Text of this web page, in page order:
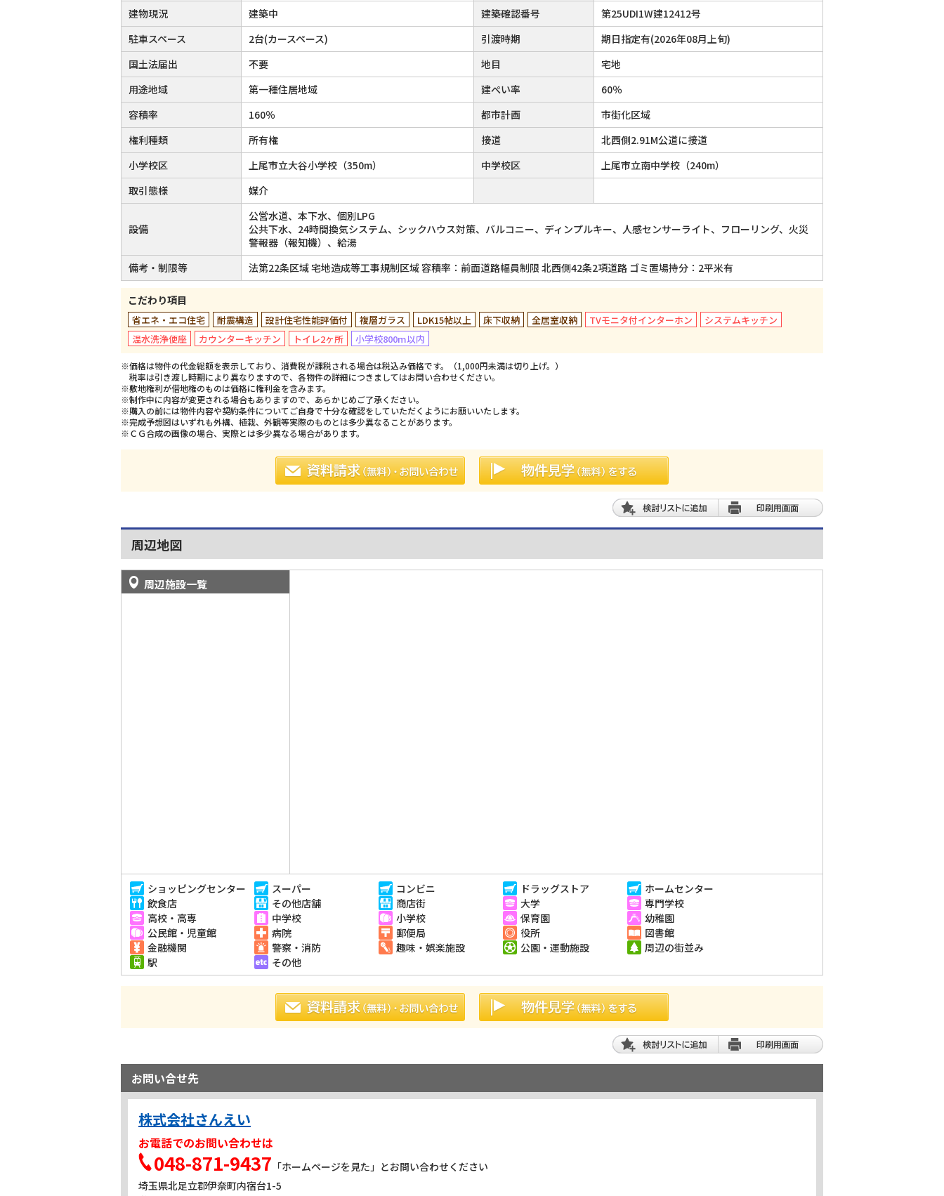
建物現況
建築中 建築確認番号
第25UDI1W建12412号
駐車スペース
2台(カースペース) 引渡時期
期日指定有(2026年08月上旬)
国土法届出
不要 地目
宅地
用途地域
第一種住居地域 建ぺい率
60％
容積率
160％ 都市計画
市街化区域
権利種類
所有権 接道
北西側2.91M公道に接道
小学校区
上尾市立大谷小学校（350m） 中学校区
上尾市立南中学校（240m）
取引態様
媒介
設備
公営水道、本下水、個別LPG
公共下水、24時間換気システム、シックハウス対策、バルコニー、ディンプルキー、人感センサーライト、フローリング、火災
警報器（報知機）、給湯
備考・制限等
法第22条区域 宅地造成等工事規制区域 容積率：前面道路幅員制限 北西側42条2項道路 ゴミ置場持分：2平米有
こだわり項目
省エネ・エコ住宅 耐震構造 設計住宅性能評価付 複層ガラス LDK15帖以上 床下収納 全居室収納 TVモニタ付インターホン
システムキッチン
温水洗浄便座
カウンターキッチン トイレ2ヶ所 小学校800m以内
※価格は物件の代金総額を表示しており、消費税が課税される場合は税込み価格です。（1,000円未満は切り上げ。）
税率は引き渡し時期により異なりますので、各物件の詳細につきましてはお問い合わせください。
※敷地権利が借地権のものは価格に権利金を含みます。
※制作中に内容が変更される場合もありますので、あらかじめご了承ください。
※購入の前には物件内容や契約条件についてご自身で十分な確認をしていただくようにお願いいたします。
※完成予想図はいずれも外構、植栽、外観等実際のものとは多少異なることがあります。
※ＣＧ合成の画像の場合、実際とは多少異なる場合があります。
周辺地図
周辺施設一覧
ショッピングセンター スーパー コンビニ ドラッグストア
ホームセンター
飲食店
その他店舗 商店街 大学
専門学校
高校・高専
中学校 小学校 保育園
幼稚園
公民館・児童館
病院 郵便局 役所
図書館
金融機関
警察・消防 趣味・娯楽施設 公園・運動施設
周辺の街並み
駅
その他
お問い合せ先
株式会社さんえい
お電話でのお問い合わせは
048-871-9437 「ホームページを見た」とお問い合わせください
埼玉県北足立郡伊奈町内宿台1-5